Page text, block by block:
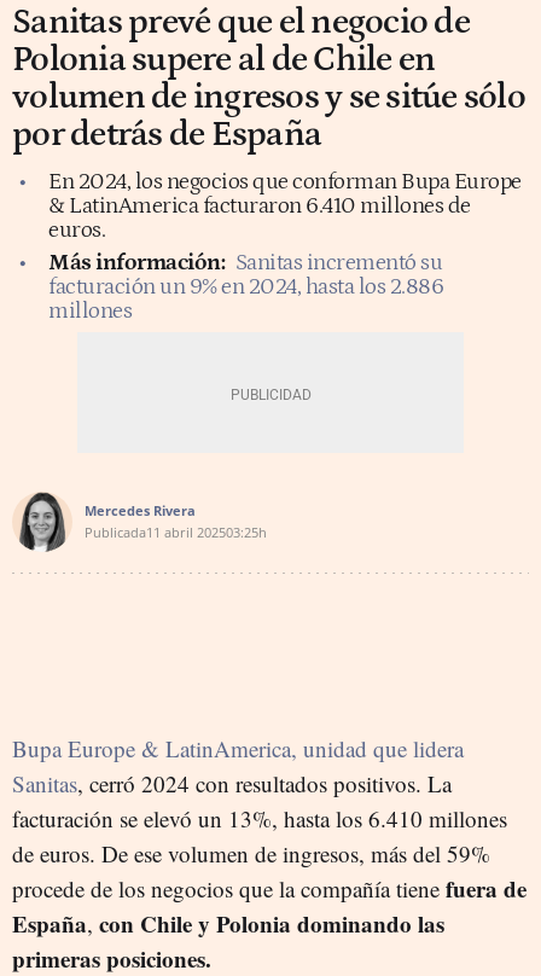
Sanitas prevé que el negocio de
Polonia supere al de Chile en
volumen de ingresos y se sitúe sólo
por detrás de España
En 2024, los negocios que conforman Bupa Europe
& LatinAmerica facturaron 6.410 millones de
euros.
Más información: Sanitas incrementó su
facturación un 9% en 2024, hasta los 2.886
millones
Mercedes Rivera
Publicada11 abril 202503:25h
Bupa Europe & LatinAmerica, unidad que lidera
Sanitas, cerró 2024 con resultados positivos. La
facturación se elevó un 13%, hasta los 6.410 millones
de euros. De ese volumen de ingresos, más del 59%
procede de los negocios que la compañía tiene fuera de
España, con Chile y Polonia dominando las
primeras posiciones.